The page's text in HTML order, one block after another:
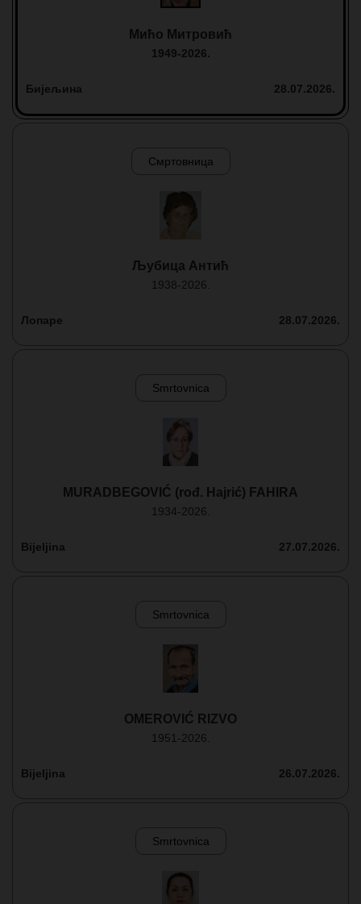
Мићо Митровић
1949-2026.
Бијељина 28.07.2026.
Смртовница
Љубица Антић
1938-2026.
Лопаре 28.07.2026.
Smrtovnica
MURADBEGOVIĆ (rođ. Hajrić) FAHIRA
1934-2026.
Bijeljina 27.07.2026.
Smrtovnica
OMEROVIĆ RIZVO
1951-2026.
Bijeljina 26.07.2026.
Smrtovnica